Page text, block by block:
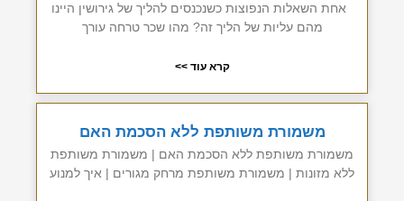
אחת השאלות הנפוצות כשנכנסים להליך של גירושין היינו
מהם עליות של הליך זה? מהו שכר טרחה עורך
קרא עוד >>
משמורת משותפת ללא הסכמת האם
משמורת משותפת ללא הסכמת האם | משמורת משותפת
ללא מזונות | משמורת משותפת מרחק מגורים | איך למנוע